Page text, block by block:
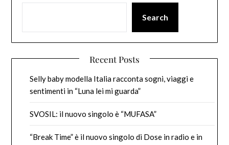
Search
Recent Posts
Selly baby modella Italia racconta sogni, viaggi e
sentimenti in “Luna lei mi guarda”
SVOSIL: il nuovo singolo è “MUFASA”
“Break Time” è il nuovo singolo di Dose in radio e in